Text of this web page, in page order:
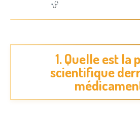
1. Quelle est la
scientifique